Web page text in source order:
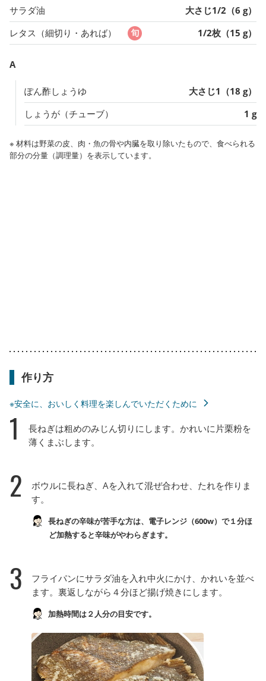
サラダ油
大さじ1/2（6 g）
レタス（細切り・あれば）
1/2枚（15 g）
A
ぽん酢しょうゆ
大さじ1（18 g）
しょうが（チューブ）
1 g
※ 材料は野菜の皮、肉・魚の骨や内臓を取り除いたもので、食べられる
部分の分量（調理量）を表示しています。
作り方
※安全に、おいしく料理を楽しんでいただくために
1
長ねぎは粗めのみじん切りにします。かれいに片栗粉を
薄くまぶします。
2
ボウルに長ねぎ、Aを入れて混ぜ合わせ、たれを作りま
す。
長ねぎの辛味が苦手な方は、電子レンジ（600w）で１分ほ
ど加熱すると辛味がやわらぎます。
3
フライパンにサラダ油を入れ中火にかけ、かれいを並べ
ます。裏返しながら４分ほど揚げ焼きにします。
加熱時間は２人分の目安です。